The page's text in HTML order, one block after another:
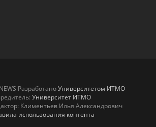
РазработаноУниверситетом ИТМО
Университет ИТМО
Климентьев Илья Александрович
использования контента